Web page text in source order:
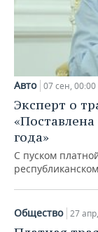
Авто 07 сен, 00:00
Эксперт о
года»
С пуском
Общество 27